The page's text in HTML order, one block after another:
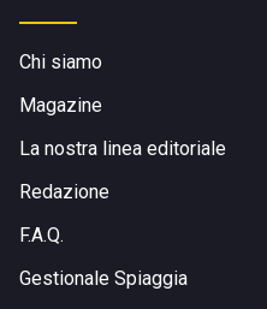
Chi siamo
Magazine
La nostra linea editoriale
Redazione
F.A.Q.
Gestionale Spiaggia